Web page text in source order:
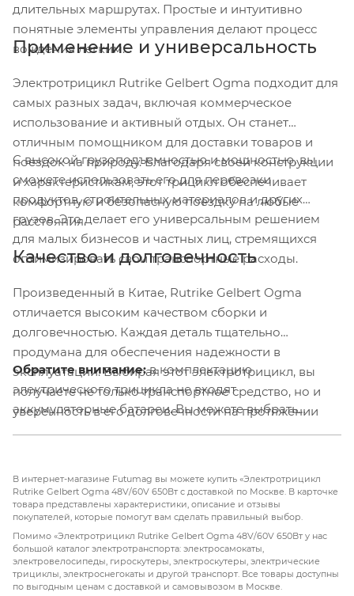
длительных маршрутах. Простые и интуитивно
понятные элементы управления делают процесс
вождения легким.
Применение и универсальность
Электротрицикл Rutrike Gelbert Ogma подходит для
самых разных задач, включая коммерческое
использование и активный отдых. Он станет
отличным помощником для доставки товаров и
поездок на природу. Благодаря своей конструкции
и характеристикам, этот трицикл обеспечивает
комфортную и безопасную поездку на любые
расстояния.
С высокой грузоподъемностью и мощностью, вы
сможете использовать его для перевозки
продуктов, строительных материалов и других
грузов. Это делает его универсальным решением
для малых бизнесов и частных лиц, стремящихся
оптимизировать свои транспортные расходы.
Качество и долговечность
Произведенный в Китае, Rutrike Gelbert Ogma
отличается высоким качеством сборки и
долговечностью. Каждая деталь тщательно
продумана для обеспечения надежности в
эксплуатации. Выбирая этот электротрицикл, вы
получаете не только транспортное средство, но и
уверенность в его долговечности на протяжении
Обратите внимание:в комплектацию
электрического трицикла не входят
аккумуляторные батареи. Вы можете выбрать
В интернет-магазине Futumag вы можете купить «Электротрицикл
Rutrike Gelbert Ogma 48V/60V 650Вт с доставкой по Москве. В карточке
товара представлены характеристики, описание и отзывы
покупателей, которые помогут вам сделать правильный выбор.
Помимо «Электротрицикл Rutrike Gelbert Ogma 48V/60V 650Вт у нас
большой каталог электротранспорта: электросамокаты,
электровелосипеды, гироскутеры, электроскутеры, электрические
трициклы, электроснегокаты и другой транспорт. Все товары доступны
по выгодным ценам с доставкой и самовывозом в Москве.